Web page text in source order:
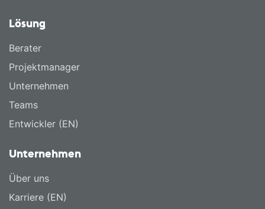
Lösung
Berater
Projektmanager
Unternehmen
Teams
Entwickler (EN)
Unternehmen
Über uns
Karriere (EN)